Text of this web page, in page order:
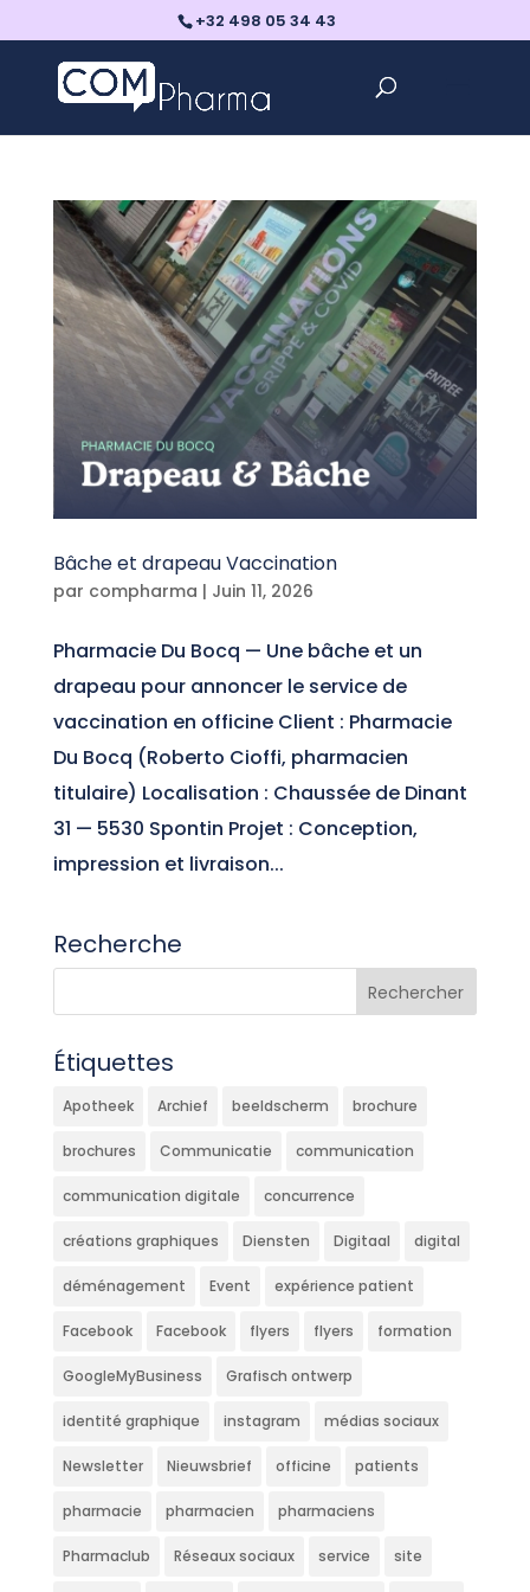
+32 498 05 34 43
Bâche et drapeau Vaccination
par compharma | Juin 11, 2026
Pharmacie Du Bocq — Une bâche et un
drapeau pour annoncer le service de
vaccination en officine Client : Pharmacie
Du Bocq (Roberto Cioffi, pharmacien
titulaire) Localisation : Chaussée de Dinant
31 — 5530 Spontin Projet : Conception,
impression et livraison...
Recherche
Étiquettes
Apotheek Archief beeldscherm brochure
brochures Communicatie communication
communication digitale concurrence
créations graphiques Diensten Digitaal digital
déménagement Event expérience patient
Facebook Facebook flyers flyers formation
GoogleMyBusiness Grafisch ontwerp
identité graphique instagram médias sociaux
Newsletter Nieuwsbrief officine patients
pharmacie pharmacien pharmaciens
Pharmaclub Réseaux sociaux service site